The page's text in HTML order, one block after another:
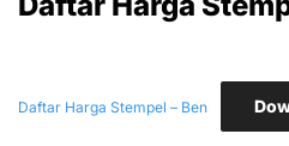
Daftar Harga Stempel – Ben